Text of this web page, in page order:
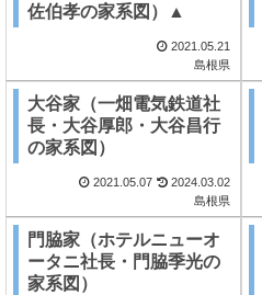
佐伯孝の家系図）▲
2021.05.21
島根県
大谷家（一畑電気鉄道社
長・大谷厚郎・大谷昌行
の家系図）
2021.05.07
2024.03.02
島根県
門脇家（ホテルニューオ
ータニ社長・門脇季光の
家系図）